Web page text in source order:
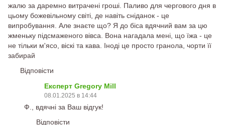
жалю за даремно витрачені гроші. Паливо для чергового дня в
цьому божевільному світі, де навіть сніданок - це
випробування. Але знаєте що? Я до біса вдячний вам за цю
жменьку підсмаженого вівса. Вона нагадала мені, що їжа - це
не тільки м'ясо, віскі та кава. Іноді це просто гранола, чорти її
забирай
Відповісти
Експерт Gregory Mill
08.01.2025 в 14:44
Ф., вдячні за Ваш відгук!
Відповісти